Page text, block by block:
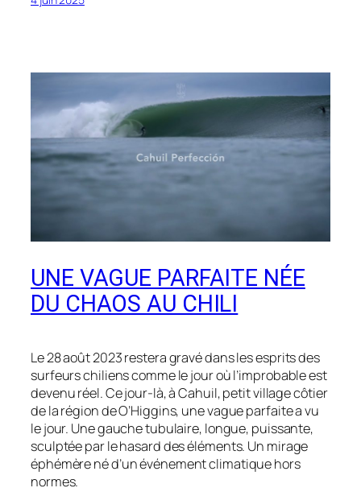
UNE VAGUE PARFAITE NÉE
DU CHAOS AU CHILI
Le 28 août 2023 restera gravé dans les esprits des
surfeurs chiliens comme le jour où l’improbable est
devenu réel. Ce jour-là, à Cahuil, petit village côtier
de la région de O’Higgins, une vague parfaite a vu
le jour. Une gauche tubulaire, longue, puissante,
sculptée par le hasard des éléments. Un mirage
éphémère né d’un événement climatique hors
normes.